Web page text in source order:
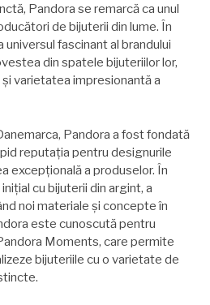
Pandora se remarcă ca unul
de bijuterii din lume. În
fascinant al brandului
din spatele bijuteriilor lor,
varietatea impresionantă a
Pandora a fost fondată
reputația pentru designurile
excepțională a produselor. În
cu bijuterii din argint, a
noi materiale și concepte în
este cunoscută pentru
Moments, care permite
bijuteriile cu o varietate de